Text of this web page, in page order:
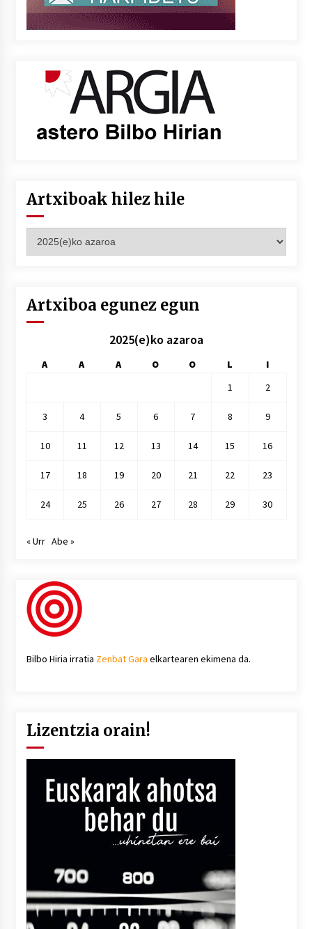
Artxiboak hilez hile
hilez
Artxiboa egunez egun
2025(e)ko azaroa
A A A O O L
I
1
2
3 4 5 6 7 8 9
10 11 12 13 14 15 16
17 18 19 20 21 22 23
24 25 26 27 28 29 30
« Urr Abe »
Bilbo Hiria irratia Zenbat Gara elkartearen ekimena da.
Lizentzia orain!